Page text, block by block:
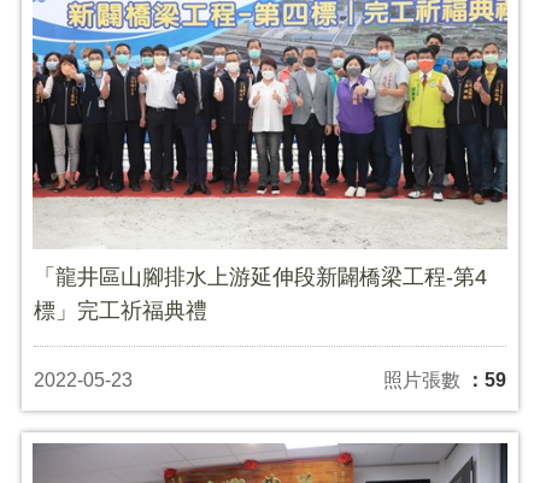
「龍井區山腳排水上游延伸段新闢橋梁工程-第4
標」完工祈福典禮
2022-05-23 照片張數 ：59